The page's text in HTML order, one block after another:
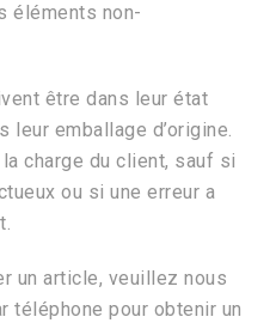
éléments non-
être dans leur état
leur emballage d’origine.
charge du client, sauf si
ou si une erreur a
un article, veuillez nous
téléphone pour obtenir un